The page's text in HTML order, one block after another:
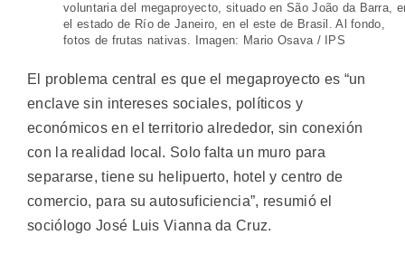
voluntaria del megaproyecto, situado en São João da Barra,
el estado de Río de Janeiro, en el este de Brasil. Al fondo,
fotos de frutas nativas. Imagen: Mario Osava / IPS
El problema central es que el megaproyecto es “un
enclave sin intereses sociales, políticos y
económicos en el territorio alrededor, sin conexión
con la realidad local. Solo falta un muro para
separarse, tiene su helipuerto, hotel y centro de
comercio, para su autosuficiencia”, resumió el
sociólogo José Luis Vianna da Cruz.